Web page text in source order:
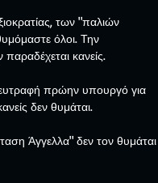
των "παλιών
όλοι. Την
κανείς.
πρώην υπουργό για
δεν θυμάται.
Άγγελλα" δεν τον θυμάται